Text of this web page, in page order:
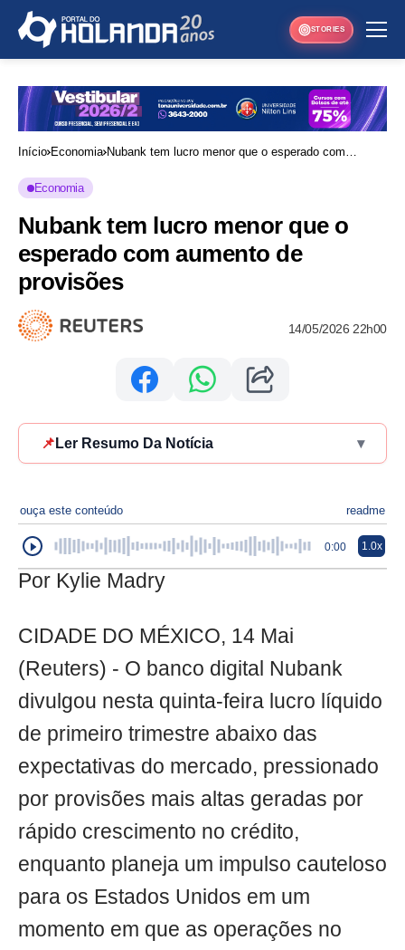
STORIES
Início Economia Nubank tem lucro menor que o esperado com
Economia
Nubank tem lucro menor que o
esperado com aumento de
provisões
14/05/2026 22h00
📌 Ler Resumo Da Notícia ▾
ouça este conteúdo readme
0:00 1.0x
Por Kylie Madry
CIDADE DO MÉXICO, 14 Mai
(Reuters) - O banco digital Nubank
divulgou nesta quinta-feira lucro líquido
de primeiro trimestre abaixo das
expectativas do mercado, pressionado
por provisões mais altas geradas por
rápido crescimento no crédito,
enquanto planeja um impulso cauteloso
para os Estados Unidos em um
momento em que as operações no